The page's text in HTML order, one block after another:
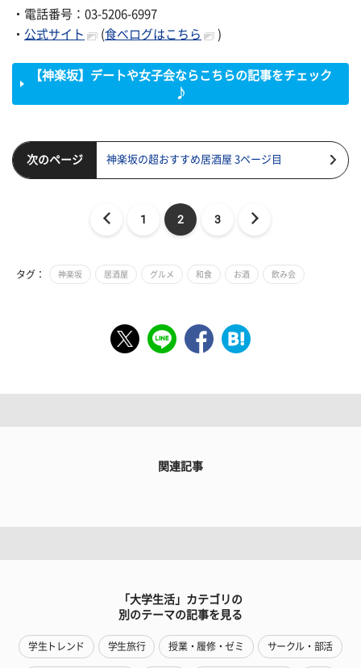
・電話番号：03-5206-6997
・ 公式サイト (食べログはこちら )
【神楽坂】デートや女子会ならこちらの記事をチェック
♪
次のページ 神楽坂の超おすすめ居酒屋 3ページ目
1 2 3
タグ： 神楽坂 居酒屋 グルメ 和食 お酒 飲み会
関連記事
「大学生活」カテゴリの
別のテーマの記事を見る
学生トレンド 学生旅行 授業・履修・ゼミ サークル・部活